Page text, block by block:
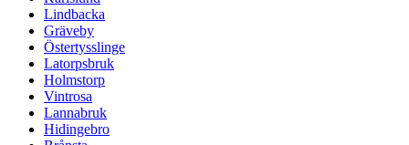
Lindbacka
Gräveby
Östertysslinge
Latorpsbruk
Holmstorp
Vintrosa
Lannabruk
Hidingebro